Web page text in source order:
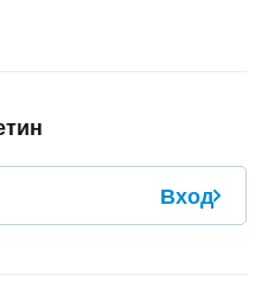
Вход